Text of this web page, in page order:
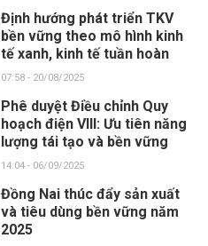
Định hướng phát triển TKV
bền vững theo mô hình kinh
tế xanh, kinh tế tuần hoàn
07:58 - 20/08/2025
Phê duyệt Điều chỉnh Quy
hoạch điện VIII: Ưu tiên năng
lượng tái tạo và bền vững
14:04 - 06/09/2025
Đồng Nai thúc đẩy sản xuất
và tiêu dùng bền vững năm
2025